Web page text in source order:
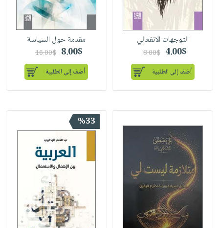
التوجهات الانفعالي
4.00$
8.00$
أضف إلى الطلبية
مقدمة حول السياسة
8.00$
16.00$
أضف إلى الطلبية
%33